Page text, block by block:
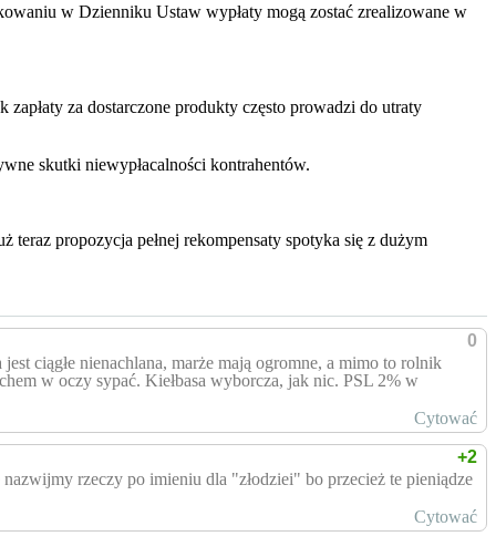
w Dzienniku Ustaw wypłaty mogą zostać zrealizowane w
za dostarczone produkty często prowadzi do utraty
skutki niewypłacalności kontrahentów.
teraz propozycja pełnej rekompensaty spotyka się z dużym
0
ciągłe nienachlana, marże mają ogromne, a mimo to rolnik
w oczy sypać. Kiełbasa wyborcza, jak nic. PSL 2% w
Cytować
+2
rzeczy po imieniu dla "złodziei" bo przecież te pieniądze
Cytować